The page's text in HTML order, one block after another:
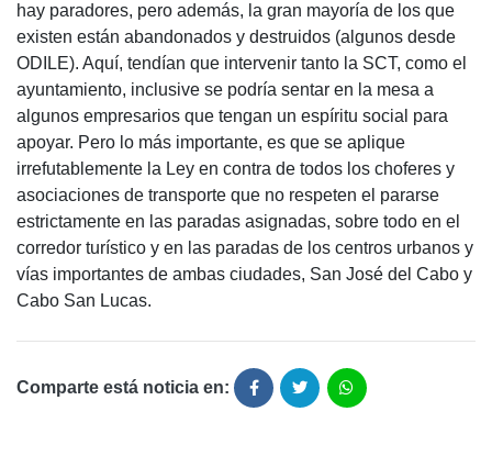
hay paradores, pero además, la gran mayoría de los que
existen están abandonados y destruidos (algunos desde
ODILE). Aquí, tendían que intervenir tanto la SCT, como el
ayuntamiento, inclusive se podría sentar en la mesa a
algunos empresarios que tengan un espíritu social para
apoyar. Pero lo más importante, es que se aplique
irrefutablemente la Ley en contra de todos los choferes y
asociaciones de transporte que no respeten el pararse
estrictamente en las paradas asignadas, sobre todo en el
corredor turístico y en las paradas de los centros urbanos y
vías importantes de ambas ciudades, San José del Cabo y
Cabo San Lucas.
Comparte está noticia en: